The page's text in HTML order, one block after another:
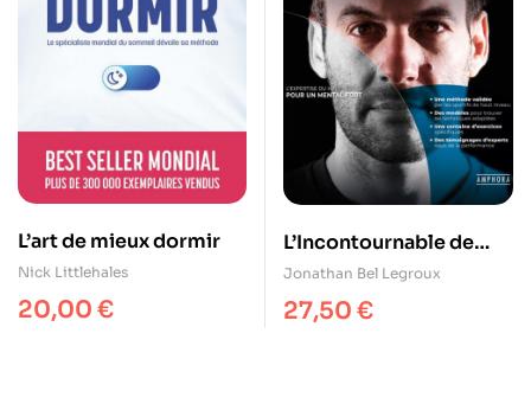
L’art de mieux dormir
Nick Littlehales
20,00 €
L’Incontournable de
l’autohypnose
Jonathan Bel Legroux
27,50 €